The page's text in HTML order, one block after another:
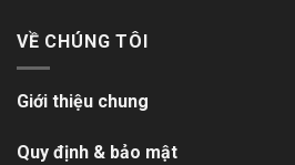
VỀ CHÚNG TÔI
Giới thiệu chung
Quy định & bảo mật